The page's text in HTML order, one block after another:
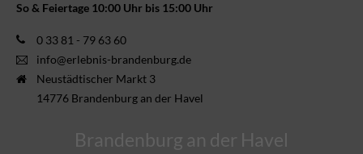
So & Feiertage 10:00 Uhr bis 15:00 Uhr
0 33 81 - 79 63 60
info@erlebnis-brandenburg.de
Neustädtischer Markt 3
14776 Brandenburg an der Havel
Brandenburg an der Havel